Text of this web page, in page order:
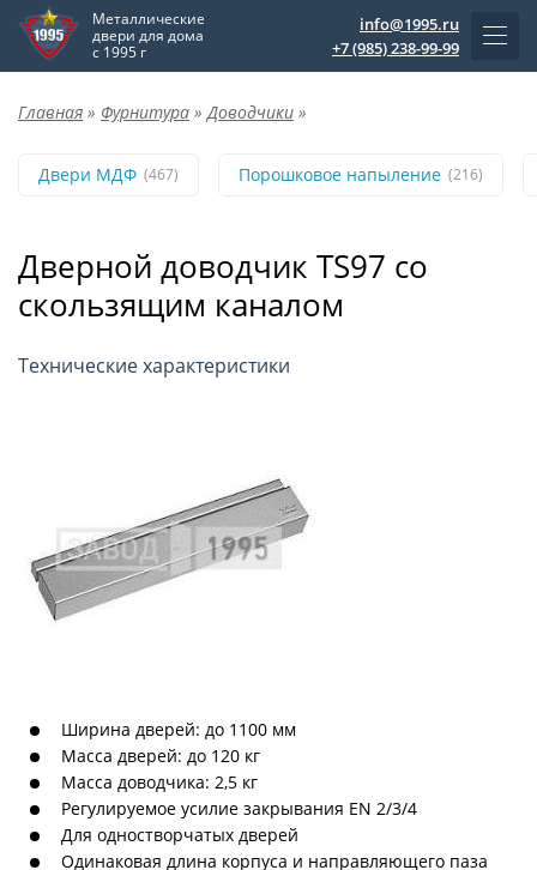
Металлические
двери для дома
с 1995 г
info@1995.ru
+7 (985) 238-99-99
Главная » Фурнитура » Доводчики »
Двери МДФ (467) Порошковое напыление (216)
Дверной доводчик TS97 со
скользящим каналом
Технические характеристики
Ширина дверей: до 1100 мм
Масса дверей: до 120 кг
Масса доводчика: 2,5 кг
Регулируемое усилие закрывания EN 2/3/4
Для одностворчатых дверей
Одинаковая длина корпуса и направляющего паза